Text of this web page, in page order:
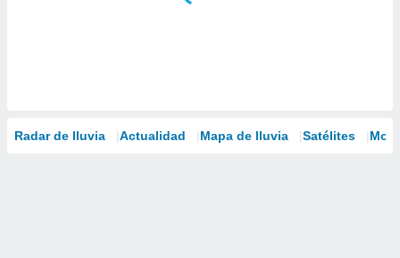
Radar de lluvia Actualidad Mapa de lluvia Satélites